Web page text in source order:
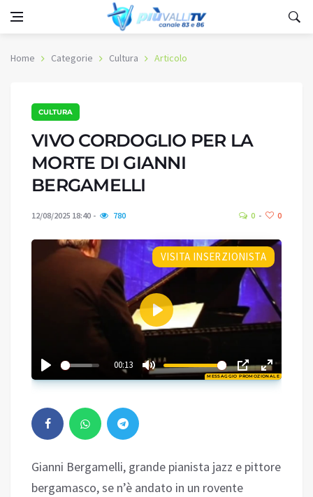
Home Categorie Cultura Articolo
CULTURA
VIVO CORDOGLIO PER LA
MORTE DI GIANNI
BERGAMELLI
12/08/2025 18:40 780 0 0
MESSAGGIO PROMOZIONALE
VISITA INSERZIONISTA
00:13
Play
02:27
Gianni Bergamelli, grande pianista jazz e pittore
bergamasco, se n’è andato in un rovente